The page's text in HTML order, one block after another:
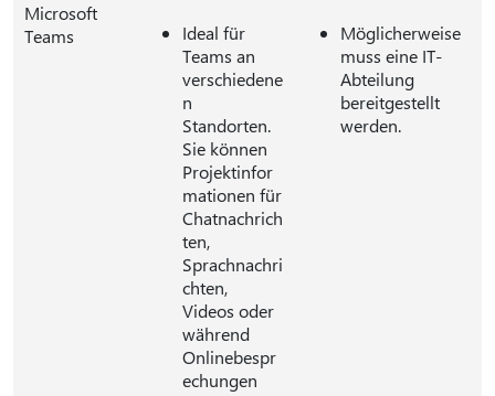
Microsoft
Teams
Ideal für
Teams an
verschiedene
n
Standorten.
Sie können
Projektinfor
mationen für
Chatnachrich
ten,
Sprachnachri
chten,
Videos oder
während
Onlinebespr
echungen
Möglicherweise
muss eine IT-
Abteilung
bereitgestellt
werden.